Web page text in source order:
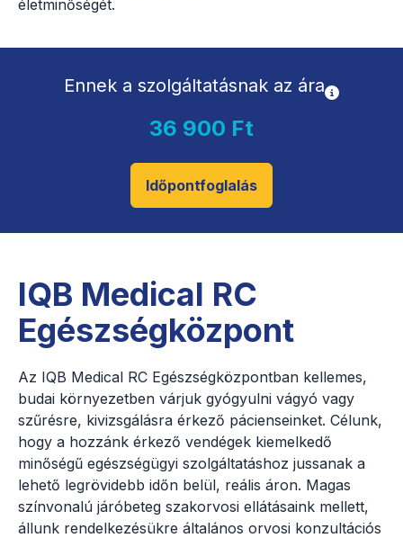
életminőségét.
Ennek a szolgáltatásnak az ára
36 900 Ft
Időpontfoglalás
IQB Medical RC
Egészségközpont
Az IQB Medical RC Egészségközpontban kellemes,
budai környezetben várjuk gyógyulni vágyó vagy
szűrésre, kivizsgálásra érkező pácienseinket. Célunk,
hogy a hozzánk érkező vendégek kiemelkedő
minőségű egészségügyi szolgáltatáshoz jussanak a
lehető legrövidebb időn belül, reális áron. Magas
színvonalú járóbeteg szakorvosi ellátásaink mellett,
állunk rendelkezésükre általános orvosi konzultációs